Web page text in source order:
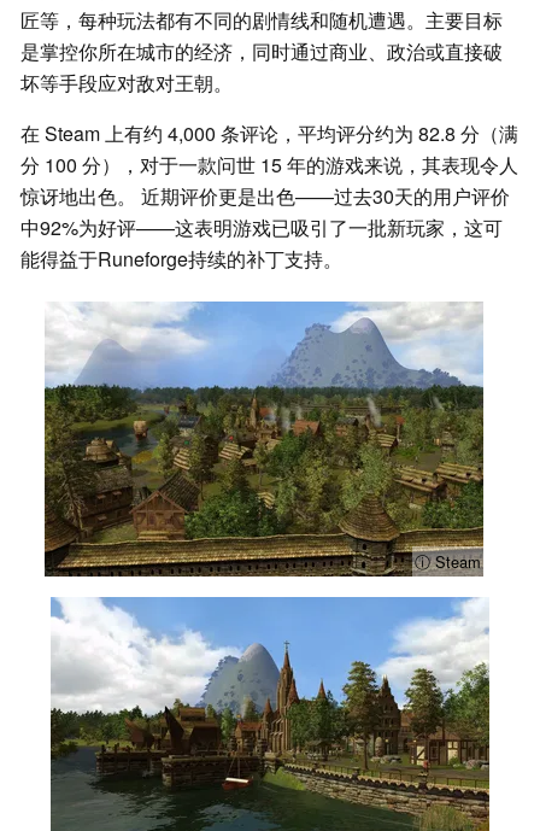
匠等，每种玩法都有不同的剧情线和随机遭遇。主要目标
是掌控你所在城市的经济，同时通过商业、政治或直接破
坏等手段应对敌对王朝。
在 Steam 上有约 4,000 条评论，平均评分约为 82.8 分（满
分 100 分），对于一款问世 15 年的游戏来说，其表现令人
惊讶地出色。 近期评价更是出色——过去30天的用户评价
中92%为好评——这表明游戏已吸引了一批新玩家，这可
能得益于Runeforge持续的补丁支持。
ⓘ Steam